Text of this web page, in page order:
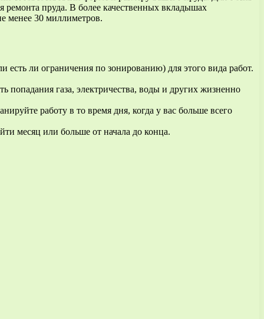
пруда. В более качественных вкладышах
менее 30 миллиметров.
есть ли ограничения по зонированию) для этого вида работ.
попадания газа, электричества, воды и других жизненно
работу в то время дня, когда у вас больше всего
месяц или больше от начала до конца.